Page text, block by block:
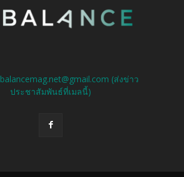
balancemag.net@gmail.com (ส่งข่าว
ประชาสัมพันธ์ที่เมลนี้)